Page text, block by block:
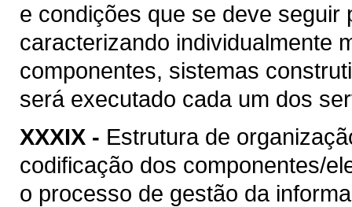
e condições que se deve seguir
caracterizando individualmente
componentes, sistemas
será executado cada um dos
XXXIX - Estrutura de
codificação dos componentes/
o processo de gestão da